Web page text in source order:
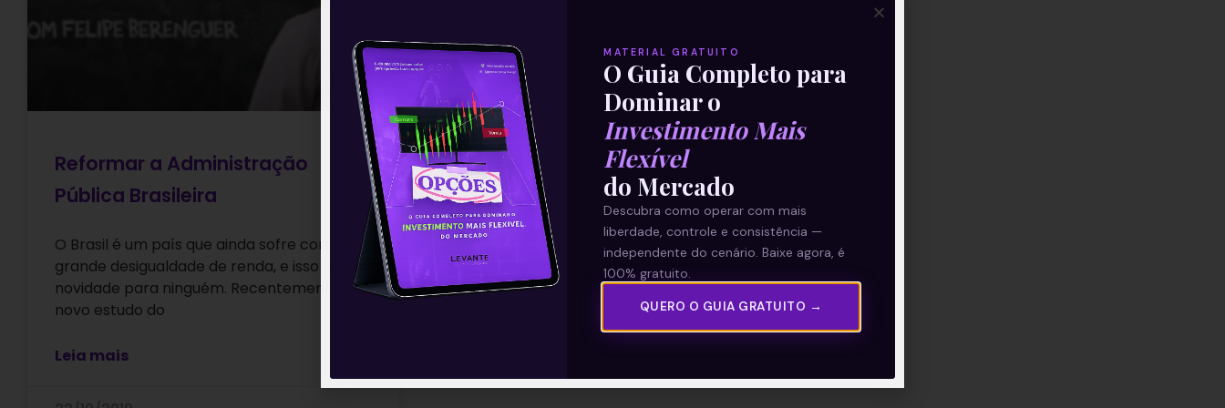
Reformar a Administração
Pública Brasileira
O Brasil é um país que ainda sofre com
grande desigualdade de renda, e isso não é
novidade para ninguém. Recentemente, um
novo estudo do
Leia mais
MATERIAL GRATUITO
O Guia Completo para
Dominar o
Investimento Mais
Flexível
do Mercado
Descubra como operar com mais
liberdade, controle e consistência —
independente do cenário. Baixe agora, é
100% gratuito.
QUERO O GUIA GRATUITO →